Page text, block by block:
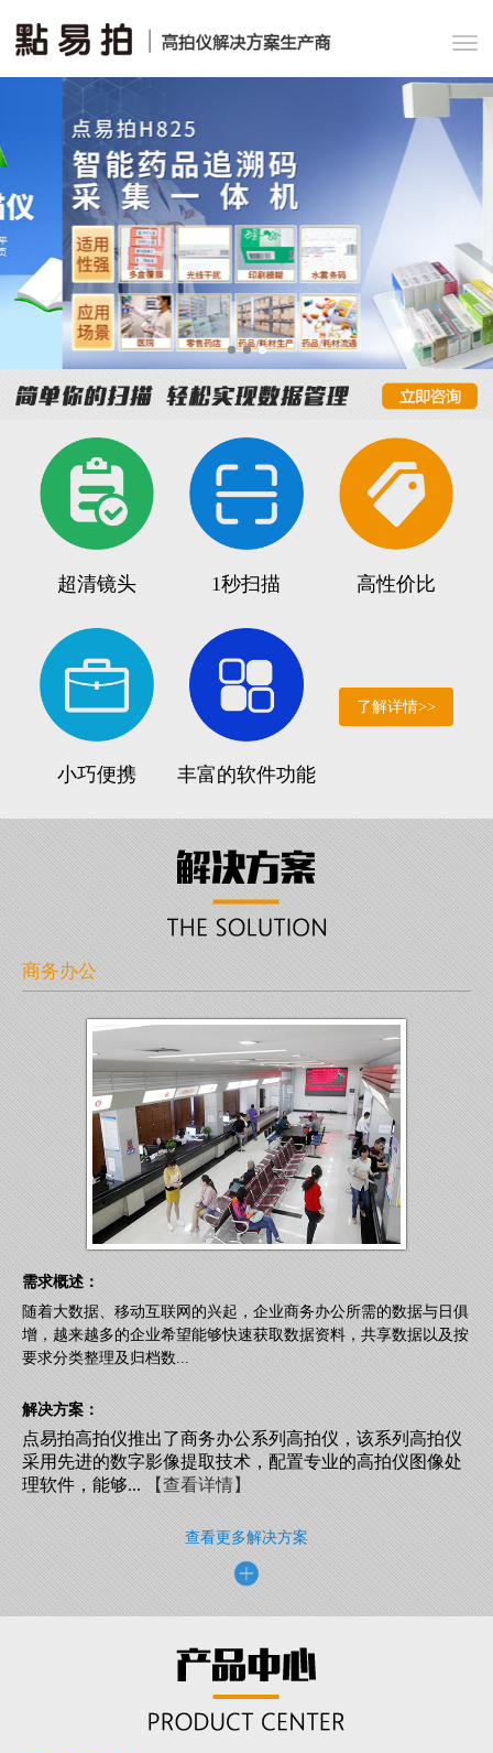
超清镜头 1秒扫描 高性价比
小巧便携 丰富的软件功能
了解详情>>
商务办公
需求概述：
随着大数据、移动互联网的兴起，企业商务办公所需的数据与日俱
增，越来越多的企业希望能够快速获取数据资料，共享数据以及按
要求分类整理及归档数...
解决方案：
点易拍高拍仪推出了商务办公系列高拍仪，该系列高拍仪
采用先进的数字影像提取技术，配置专业的高拍仪图像处
理软件，能够...【查看详情】
查看更多解决方案